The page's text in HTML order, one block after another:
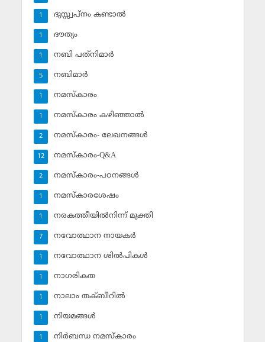
ദുസ്സ്വപ്‌നം കണ്ടാല്‍
1
ദൗത്യം
1
നബി പത്‌നിമാര്‍
1
നബിമാര്‍
5
നമസ്‌കാരം
1
നമസ്‌കാരം കഴിഞ്ഞാല്‍
1
നമസ്‌കാരം- ലേഖനങ്ങള്‍
2
നമസ്‌കാരം-Q&A
12
നമസ്‌കാരം-പഠനങ്ങള്‍
2
നമസ്‌കാരശേഷം
1
നരകത്തീയില്‍നിന്ന് മുക്തി
1
നവോത്ഥാന നായകര്‍
7
നവോത്ഥാന ശില്‍പികള്‍
1
നാഗരികത
1
നാലാം തക്ബീറില്‍
1
നിയമങ്ങള്‍
1
നിര്‍ബന്ധ നമസ്‌കാരം
1